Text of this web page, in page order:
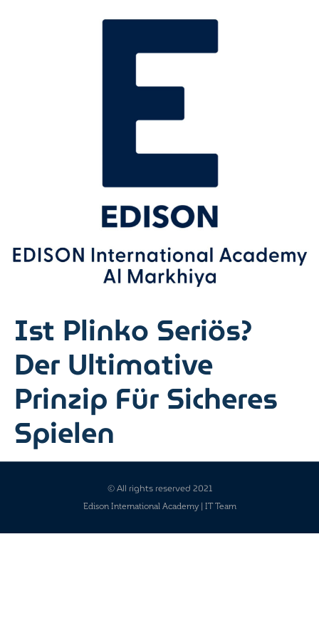
Ist Plinko Seriös?
Der Ultimative
Prinzip Für Sicheres
Spielen
© All rights reserved 2021
Edison International Academy | IT Team